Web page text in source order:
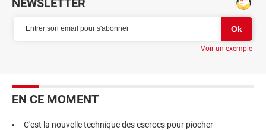
Voir un exemple
EN CE MOMENT
C'est la nouvelle technique des escrocs pour piocher